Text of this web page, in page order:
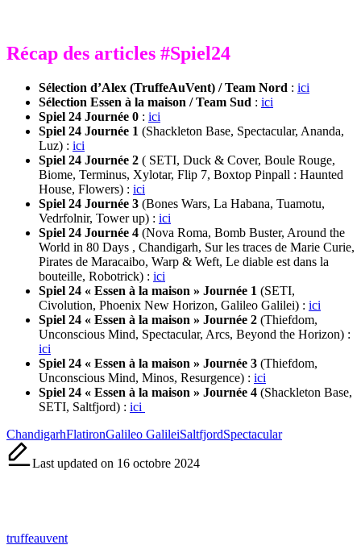
Récap des articles #Spiel24
Sélection d’Alex (TruffeAuVent) / Team Nord : ici
Sélection Essen à la maison / Team Sud : ici
Spiel 24 Journée 0 : ici
Spiel 24 Journée 1 (Shackleton Base, Spectacular, Ananda,
Luz) : ici
Spiel 24 Journée 2 ( SETI, Duck & Cover, Boule Rouge,
Biome, Terminus, Xylotar, Flip 7, Boxtop Pinpall : Haunted
House, Flowers) : ici
Spiel 24 Journée 3 (Bones Wars, La Habana, Tuamotu,
Vedrfolnir, Tower up) : ici
Spiel 24 Journée 4 (Nova Roma, Bomb Buster, Around the
World in 80 Days , Chandigarh, Sur les traces de Marie Curie,
Pirates de Maracaibo, Warp & Weft, Le diable est dans la
bouteille, Robotrick) : ici
Spiel 24 « Essen à la maison » Journée 1 (SETI,
Civolution, Phoenix New Horizon, Galileo Galilei) : ici
Spiel 24 « Essen à la maison » Journée 2 (Thiefdom,
Unconscious Mind, Spectacular, Arcs, Beyond the Horizon) :
ici
Spiel 24 « Essen à la maison » Journée 3 (Thiefdom,
Unconscious Mind, Minos, Resurgence) : ici
Spiel 24 « Essen à la maison » Journée 4 (Shackleton Base,
SETI, Saltfjord) : ici
Tags:
ChandigarhFlatironGalileo GalileiSaltfjordSpectacular
Last updated on 16 octobre 2024
truffeauvent